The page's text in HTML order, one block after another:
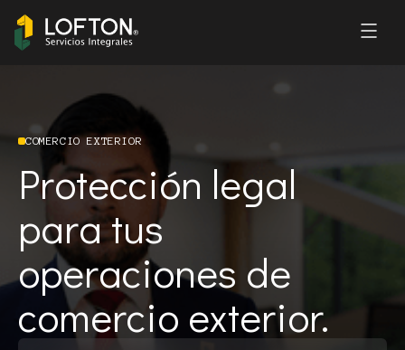
COMERCIO EXTERIOR
Protección legal
para tus
operaciones de
comercio exterior.